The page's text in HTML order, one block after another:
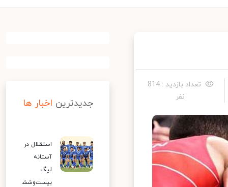
تعداد بازدید : 814
نفر
جدیدترین اخبار ها
استقلال در
آستانه
لیگ
بیست‌وشش